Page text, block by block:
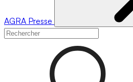
AGRA Presse